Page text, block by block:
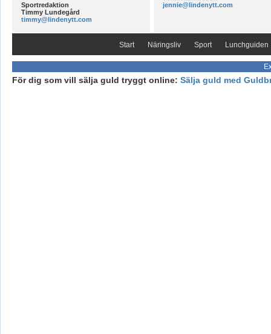
Sportredaktion
Timmy Lundegård
timmy@lindenytt.com
jennie@lindenytt.com
Start Näringsliv Sport Lunchguiden
För dig som vill sälja guld tryggt online: Sälja guld med